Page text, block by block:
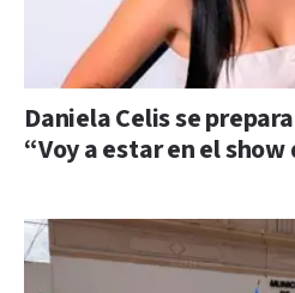
Daniela Celis se
“Voy a estar en el